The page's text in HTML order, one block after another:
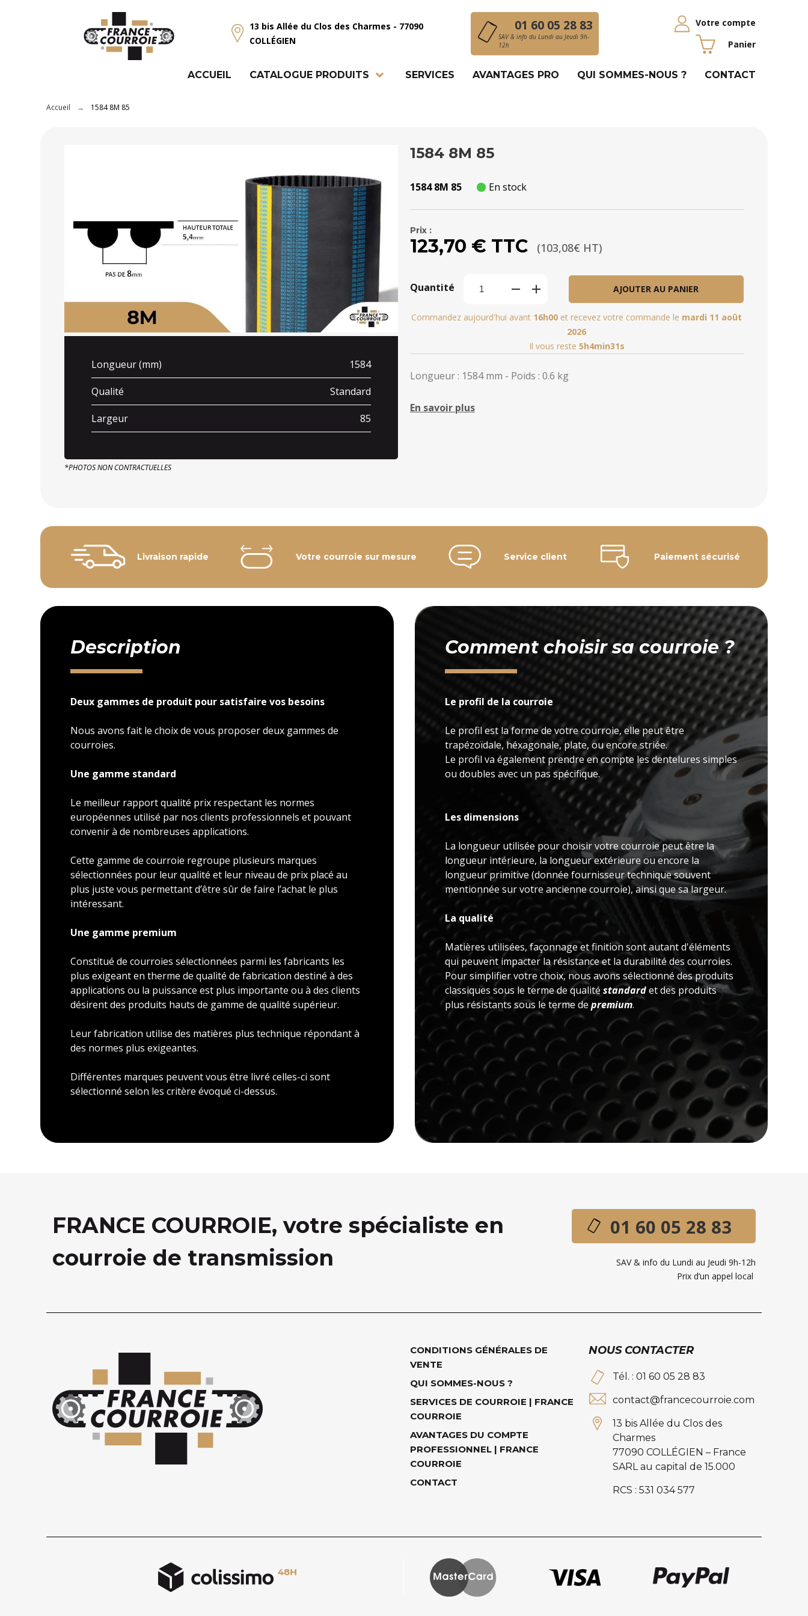
13 bis Allée du Clos des Charmes - 77090
COLLÉGIEN
01 60 05 28 83
SAV & info du Lundi au Jeudi 9h-
12h
Votre compte
Panier
ACCUEIL CATALOGUE PRODUITS SERVICES AVANTAGES PRO QUI SOMMES-NOUS ? CONTACT
Accueil 1584 8M 85
Longueur (mm) 1584
Qualité Standard
Largeur 85
*PHOTOS NON CONTRACTUELLES
1584 8M 85
1584 8M 85 En stock
Prix :
123,70 € TTC (103,08€ HT)
Quantité AJOUTER AU PANIER
Commandez aujourd'hui avant 16h00 et recevez votre commande le mardi 11 août
2026
Il vous reste 5h4min30s
Longueur : 1584 mm - Poids : 0.6 kg
En savoir plus
Livraison rapide Votre courroie sur mesure Service client Paiement sécurisé
Description
Deux gammes de produit pour satisfaire vos besoins
Nous avons fait le choix de vous proposer deux gammes de
courroies.
Une gamme standard
Le meilleur rapport qualité prix respectant les normes
européennes utilisé par nos clients professionnels et pouvant
convenir à de nombreuses applications.
Cette gamme de courroie regroupe plusieurs marques
sélectionnées pour leur qualité et leur niveau de prix placé au
plus juste vous permettant d’être sûr de faire l’achat le plus
intéressant.
Une gamme premium
Constitué de courroies sélectionnées parmi les fabricants les
plus exigeant en therme de qualité de fabrication destiné à des
applications ou la puissance est plus importante ou à des clients
désirent des produits hauts de gamme de qualité supérieur.
Leur fabrication utilise des matières plus technique répondant à
des normes plus exigeantes.
Différentes marques peuvent vous être livré celles-ci sont
sélectionné selon les critère évoqué ci-dessus.
Comment choisir sa courroie ?
Le profil de la courroie
Le profil est la forme de votre courroie, elle peut être
trapézoïdale, héxagonale, plate, ou encore striée.
Le profil va également prendre en compte les dentelures simples
ou doubles avec un pas spécifique.
Les dimensions
La longueur utilisée pour choisir votre courroie peut être la
longueur intérieure, la longueur extérieure ou encore la
longueur primitive (donnée fournisseur technique souvent
mentionnée sur votre ancienne courroie), ainsi que sa largeur.
La qualité
Matières utilisées, façonnage et finition sont autant d'éléments
qui peuvent impacter la résistance et la durabilité des courroies.
Pour simplifier votre choix, nous avons sélectionné des produits
classiques sous le terme de qualité standardet des produits
plus résistants sous le terme de premium.
FRANCE COURROIE, votre spécialiste en
courroie de transmission
01 60 05 28 83
SAV & info du Lundi au Jeudi 9h-12h
Prix d’un appel local
CONDITIONS GÉNÉRALES DE
VENTE
QUI SOMMES-NOUS ?
SERVICES DE COURROIE | FRANCE
COURROIE
AVANTAGES DU COMPTE
PROFESSIONNEL | FRANCE
COURROIE
CONTACT
NOUS CONTACTER
Tél. : 01 60 05 28 83
contact@francecourroie.com
13 bis Allée du Clos des
Charmes
77090 COLLÉGIEN – France
SARL au capital de 15.000
RCS : 531 034 577